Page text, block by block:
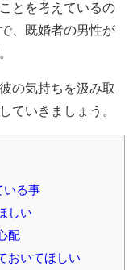
とを考えているの
、既婚者の男性が
の気持ちを汲み取
ていきましょう。
いる事
しい
配
おいてほしい